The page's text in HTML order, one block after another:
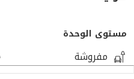
وهنساعدك فى أسرع وقت .........
مستوى الوحدة
مفروشة